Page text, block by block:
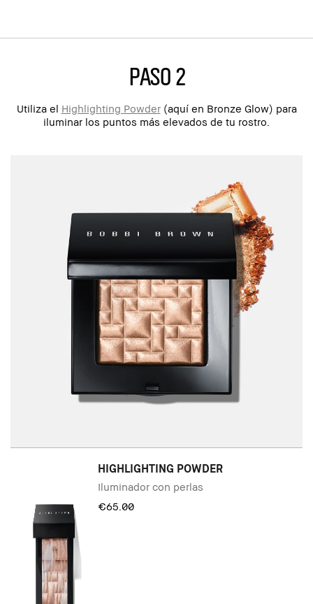
paso 2
Utiliza el Highlighting Powder(aquí en Bronze Glow) para
iluminar los puntos más elevados de tu rostro.
HIGHLIGHTING POWDER
Iluminador con perlas
€65.00